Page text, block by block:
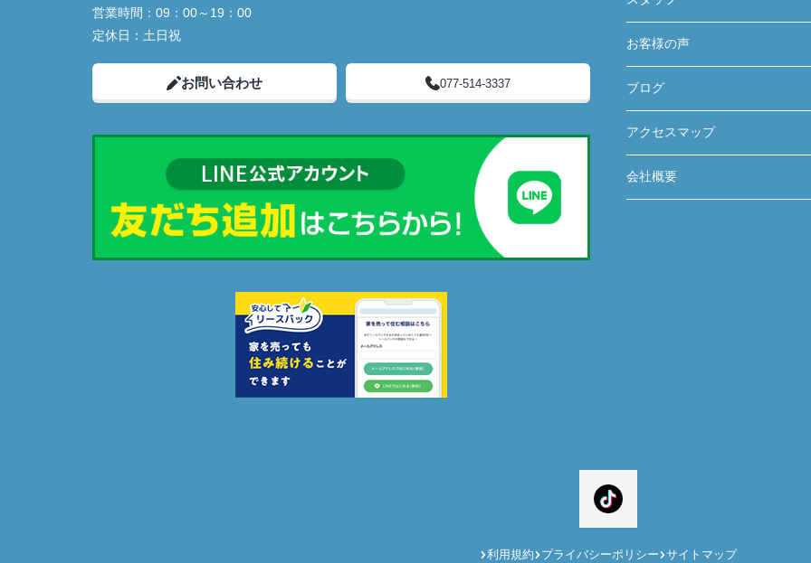
営業時間： 09：00～19：00
定休日： 土日祝
お問い合わせ 077-514-3337
お客様の声
ブログ
アクセスマップ
会社概要
利用規約 プライバシーポリシー サイトマップ